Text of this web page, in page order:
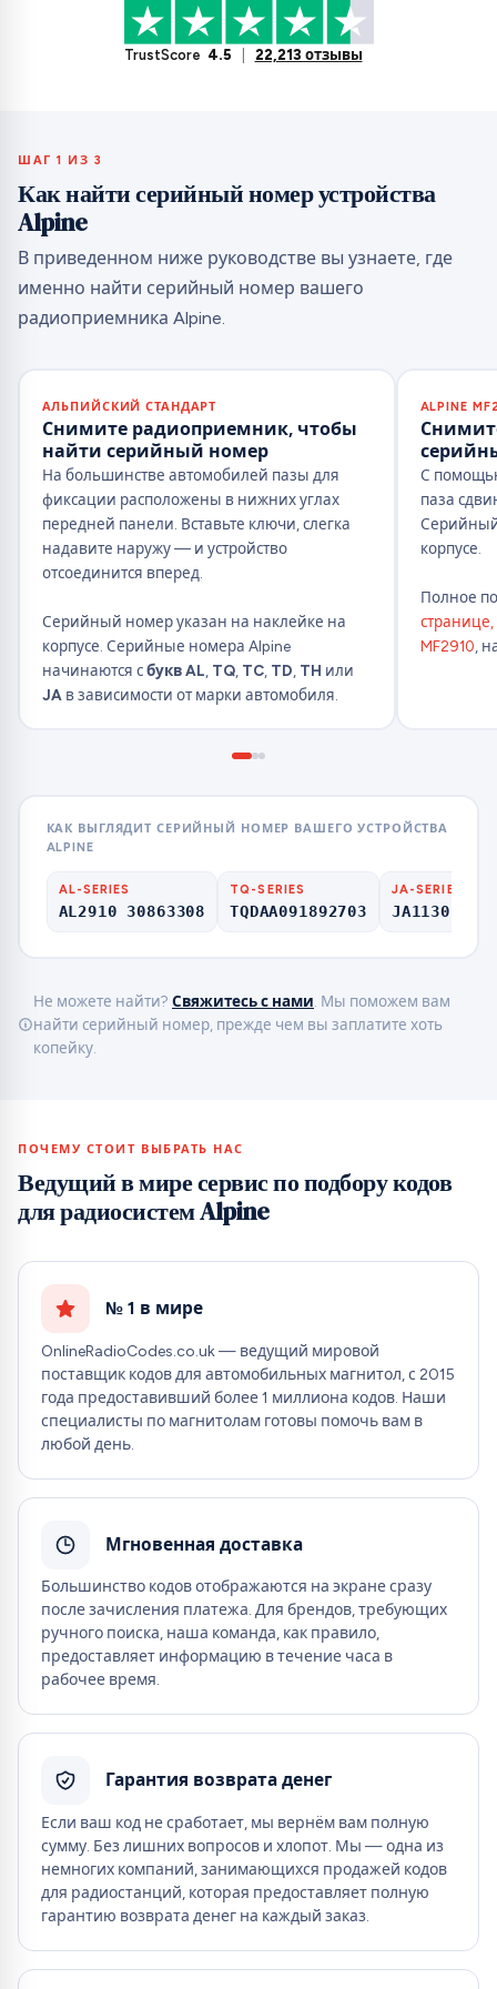
TrustScore 4.5 22,213 отзывы
ШАГ 1 ИЗ 3
Как найти серийный номер устройства
Alpine
В приведенном ниже руководстве вы узнаете, где
именно найти серийный номер вашего
радиоприемника Alpine.
АЛЬПИЙСКИЙ СТАНДАРТ
Снимите радиоприемник, чтобы
найти серийный номер
На большинстве автомобилей пазы для
фиксации расположены в нижних углах
передней панели. Вставьте ключи, слегка
надавите наружу — и устройство
отсоединится вперед.
Серийный номер указан на наклейке на
корпусе. Серийные номера Alpine
начинаются сбукв AL TQ, TC, TD TH или
JA в зависимости от марки автомобиля.
ALPINE
С
паза
Серийный
корпусе.
Полное
странице,
MF2910 ,
КАК ВЫГЛЯДИТ СЕРИЙНЫЙ НОМЕР ВАШЕГО УСТРОЙСТВА
ALPINE
AL-SERIES
AL2910 30863308
TQ-SERIES
TQDAA091892703
JA-SERIES
Не можете найти? Свяжитесь с нами . Мы поможем вам
найти серийный номер, прежде чем вы заплатите хоть
копейку.
ПОЧЕМУ СТОИТ ВЫБРАТЬ НАС
Ведущий в мире сервис по подбору кодов
для радиосистем Alpine
№ 1 в мире
OnlineRadioCodes.co.uk — ведущий мировой
поставщик кодов для автомобильных магнитол, с 2015
года предоставивший более 1 миллиона кодов. Наши
специалисты по магнитолам готовы помочь вам в
любой день.
Мгновенная доставка
Большинство кодов отображаются на экране сразу
после зачисления платежа. Для брендов, требующих
ручного поиска, наша команда, как правило,
предоставляет информацию в течение часа в
рабочее время.
Гарантия возврата денег
Если ваш код не сработает, мы вернём вам полную
сумму. Без лишних вопросов и хлопот. Мы — одна из
немногих компаний, занимающихся продажей кодов
для радиостанций, которая предоставляет полную
гарантию возврата денег на каждый заказ.